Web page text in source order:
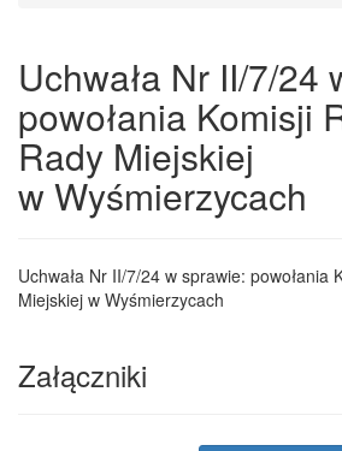
Uchwała Nr II/7/24
powołania Komisji
Rady Miejskiej
w Wyśmierzycach
Uchwała Nr II/7/24 w sprawie: powołania
Miejskiej w Wyśmierzycach
Załączniki